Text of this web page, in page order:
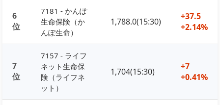
6
位
7181 - かんぽ
生命保険（か
んぽ生命）
1,788.0(15:30)
+37.5
+2.14%
7
位
7157 - ライフ
ネット生命保
険（ライフネ
ット）
1,704(15:30)
+7
+0.41%